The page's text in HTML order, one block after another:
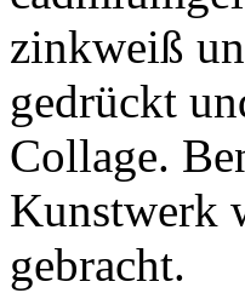
zinkweiß
gedrückt
Collage.
Kunstwerk
gebracht.